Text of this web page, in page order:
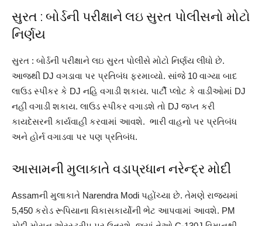
સુરત : બોર્ડની પરીક્ષાને લઇ સુરત પોલીસનો મોટો
નિર્ણય
સુરત : બોર્ડની પરીક્ષાને લઇ સુરત પોલીસે મોટો નિર્ણય લીધો છે.
આજથી DJ વગડાવા પર પ્રતિબંધ ફરમાવ્યો. સાંજે 10 વાગ્યા બાદ
લાઉડ સ્પીકર કે DJ નહિ વગાડી શકાય. પાર્ટી પ્લોટ કે વાડીઓમાં DJ
નહીં વગાડી શકાય. લાઉડ સ્પીકર વગાડશે તો DJ જપ્ત કરી
કાયદેસરની કાર્યવાહી કરવામાં આવશે. ભારી વાહનો પર પ્રતિબંધ
અને હોર્ન વગાડવા પર પણ પ્રતિબંધ.
આસામની મુલાકાતે વડાપ્રધાન નરેન્દ્ર મોદી
Assamની મુલાકાતે Narendra Modi પહોંચ્યા છે. તેમણે રાજ્યમાં
5,450 કરોડ રૂપિયાના વિકાસકાર્યોની ભેટ આપવામાં આવશે. PM